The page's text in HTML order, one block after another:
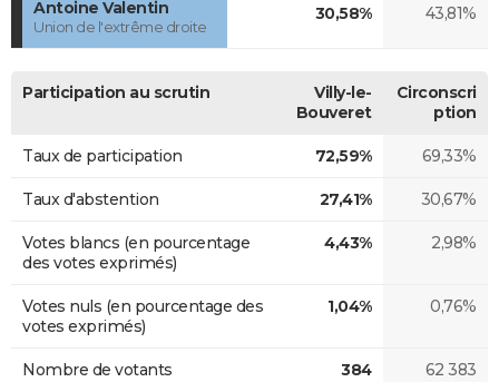
Antoine Valentin
Union de l'extrême droite
30,58% 43,81%
Participation au scrutin
Villy-le-
Bouveret
Circonscri
ption
Taux de participation 72,59% 69,33%
Taux d'abstention 27,41% 30,67%
Votes blancs (en pourcentage
des votes exprimés)
4,43% 2,98%
Votes nuls (en pourcentage des
votes exprimés)
1,04% 0,76%
Nombre de votants 384 62 383